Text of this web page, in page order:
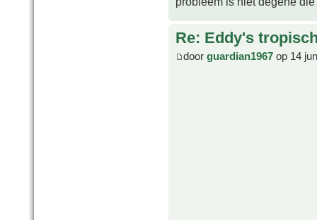
Re: Eddy's
door guardian1967 op 14